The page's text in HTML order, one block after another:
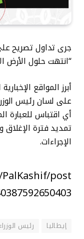
جرى تداول تصريح
“انتهت حلول الأرض
أبرز المواقع
على لسان رئيس
أي اقتباس للعبارة
تمديد فترة الإغلاق
الإجراءات.
post
إيطاليا رئيس